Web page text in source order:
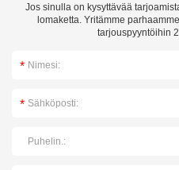
Jos sinulla on kysyttävää
lomaketta. Yritämme
tarjouspyyntöihin